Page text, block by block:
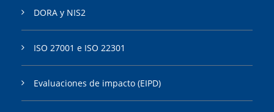
DORA y NIS2
ISO 27001 e ISO 22301
Evaluaciones de impacto (EIPD)